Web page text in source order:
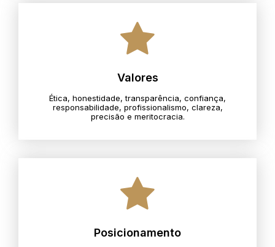
Valores
Ética, honestidade, transparência, confiança,
responsabilidade, profissionalismo, clareza,
precisão e meritocracia.​
Posicionamento